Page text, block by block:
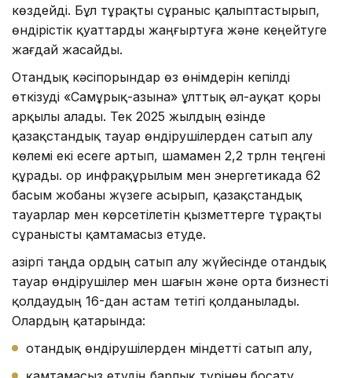
көздейді. Бұл тұрақты сұраныс қалыптастырып,
өндірістік қуаттарды жаңғыртуға және кеңейтуге
жағдай жасайды.
Отандық кәсіпорындар өз өнімдерін кепілді
өткізуді «Самұрық-Қазына» ұлттық әл-ауқат қоры
арқылы алады. Тек 2025 жылдың өзінде
қазақстандық тауар өндірушілерден сатып алу
көлемі екі есеге артып, шамамен 2,2 трлн теңгені
құрады. Қор инфрақұрылым мен энергетикада 62
басым жобаны жүзеге асырып, қазақстандық
тауарлар мен көрсетілетін қызметтерге тұрақты
сұранысты қамтамасыз етуде.
Қазіргі таңда Қордың сатып алу жүйесінде отандық
тауар өндірушілер мен шағын және орта бизнесті
қолдаудың 16-дан астам тетігі қолданылады.
Олардың қатарында:
отандық өндірушілерден міндетті сатып алу,